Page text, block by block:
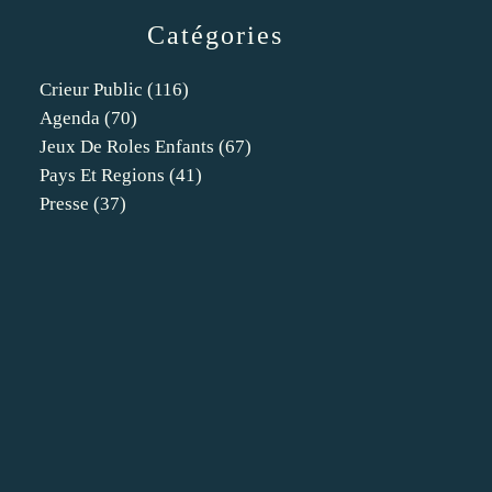
Catégories
Crieur Public (116)
Agenda (70)
Jeux De Roles Enfants (67)
Pays Et Regions (41)
Presse (37)